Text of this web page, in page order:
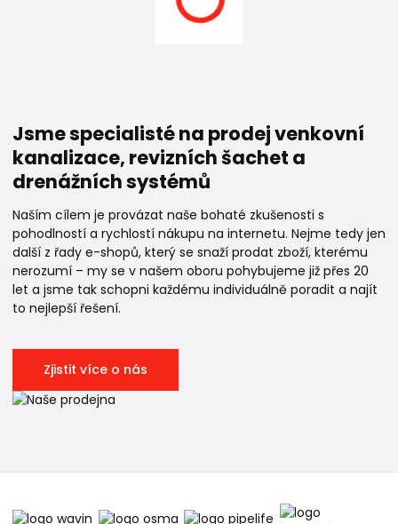
Jsme specialisté na prodej venkovní
kanalizace, revizních šachet a
drenážních systémů
Naším cílem je provázat naše bohaté zkušenosti s
pohodlností a rychlostí nákupu na internetu. Nejme tedy jen
další z řady e-shopů, který se snaží prodat zboží, kterému
nerozumí – my se v našem oboru pohybujeme již přes 20
let a jsme tak schopni každému individuálně poradit a najít
to nejlepší řešení.
Zjistit více o nás